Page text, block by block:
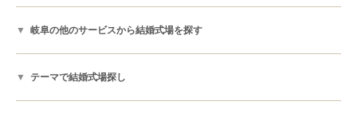
岐阜の他のサービスから結婚式場を探す
テーマで結婚式場探し